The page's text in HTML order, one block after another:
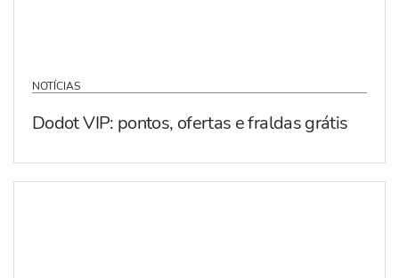
NOTÍCIAS
Dodot VIP: pontos, ofertas e fraldas grátis